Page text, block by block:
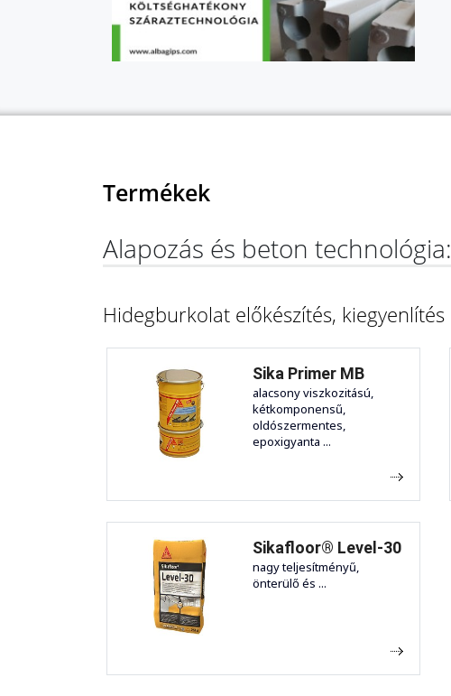
Termékek
Alapozás és beton technológia:
Hidegburkolat előkészítés, kiegyenlítés
Sika Primer MB
alacsony viszkozitású,
kétkomponensű,
oldószermentes,
epoxigyanta ...
Sikafloor® Level-30
nagy teljesítményű,
önterülő és ...